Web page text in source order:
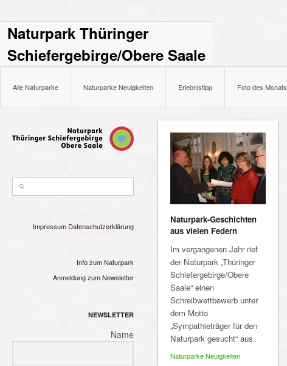
Naturpark Thüringer
Schiefergebirge/Obere Saale
Alle Naturparke Naturparke Neuigkeiten Erlebnistipp Foto des Monats
Impressum Datenschutzerklärung
Info zum Naturpark
Anmeldung zum Newsletter
NEWSLETTER
Name
Naturpark-Geschichten
aus vielen Federn
Im vergangenen Jahr rief
der Naturpark „Thüringer
Schiefergebirge/Obere
Saale“ einen
Schreibwettbewerb unter
dem Motto
„Sympathieträger für den
Naturpark gesucht“ aus.
Naturparke Neuigkeiten